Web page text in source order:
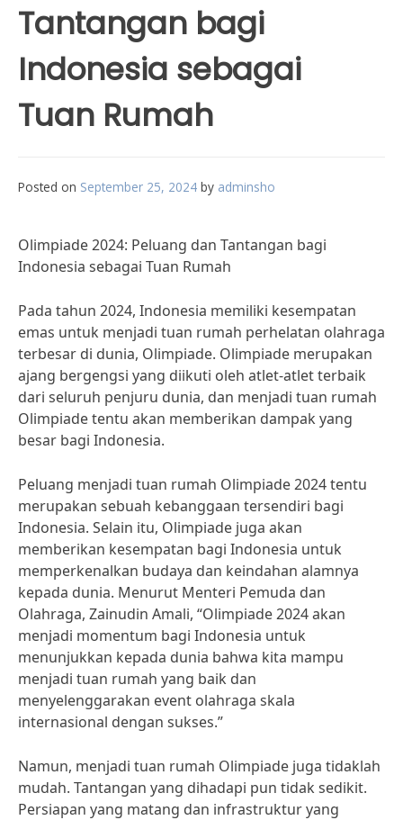
Tantangan bagi
Indonesia sebagai
Tuan Rumah
Posted on September 25, 2024 by adminsho
Olimpiade 2024: Peluang dan Tantangan bagi
Indonesia sebagai Tuan Rumah
Pada tahun 2024, Indonesia memiliki kesempatan
emas untuk menjadi tuan rumah perhelatan olahraga
terbesar di dunia, Olimpiade. Olimpiade merupakan
ajang bergengsi yang diikuti oleh atlet-atlet terbaik
dari seluruh penjuru dunia, dan menjadi tuan rumah
Olimpiade tentu akan memberikan dampak yang
besar bagi Indonesia.
Peluang menjadi tuan rumah Olimpiade 2024 tentu
merupakan sebuah kebanggaan tersendiri bagi
Indonesia. Selain itu, Olimpiade juga akan
memberikan kesempatan bagi Indonesia untuk
memperkenalkan budaya dan keindahan alamnya
kepada dunia. Menurut Menteri Pemuda dan
Olahraga, Zainudin Amali, “Olimpiade 2024 akan
menjadi momentum bagi Indonesia untuk
menunjukkan kepada dunia bahwa kita mampu
menjadi tuan rumah yang baik dan
menyelenggarakan event olahraga skala
internasional dengan sukses.”
Namun, menjadi tuan rumah Olimpiade juga tidaklah
mudah. Tantangan yang dihadapi pun tidak sedikit.
Persiapan yang matang dan infrastruktur yang